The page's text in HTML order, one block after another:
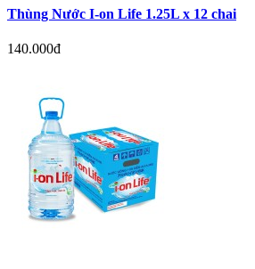
Thùng Nước I-on Life 1.25L x 12 chai
140.000đ